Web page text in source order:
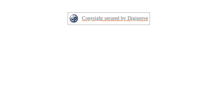
Copyright secured by Digiprove